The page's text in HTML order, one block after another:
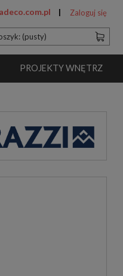
Zaloguj się
(pusty)
PROJEKTY WNĘTRZ